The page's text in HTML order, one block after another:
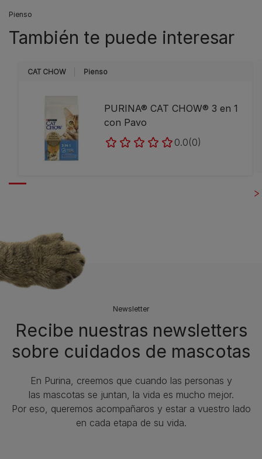
Pienso
También te puede interesar
CAT CHOW Pienso
PURINA® CAT CHOW®​ 3 en 1
con Pavo
0.0(0)
Newsletter
Recibe nuestras newsletters
sobre cuidados de mascotas​
En Purina, creemos que cuando las personas y
las mascotas se juntan, la vida es mucho mejor.
Por eso, queremos acompañaros y estar a vuestro lado
en cada etapa de su vida.​